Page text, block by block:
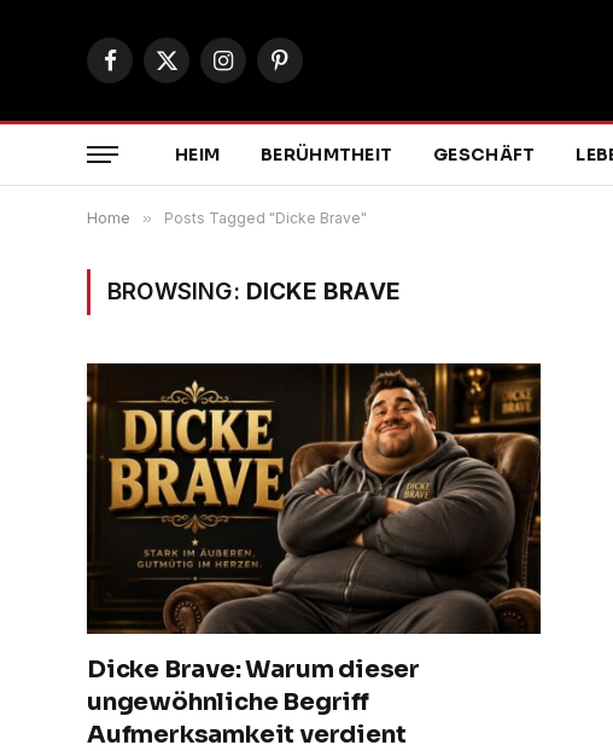
Facebook
X
InstagramPinterest
HEIM BERÜHMTHEIT GESCHÄFT
Home » Posts Tagged "Dicke Brave"
BROWSING: DICKE BRAVE
Dicke Brave: Warum dieser
ungewöhnliche Begriff
Aufmerksamkeit verdient